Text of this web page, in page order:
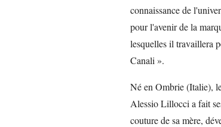
connaissance de
pour l'avenir de la
lesquelles il travaillera
Canali ».
Né en Ombrie (Italie),
Alessio Lillocci a fait
couture de sa mère,